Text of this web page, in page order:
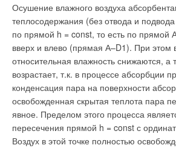
Осушение влажного воздуха
теплосодержания (без отвода и
по прямой h = const, то есть по прямой
вверх и влево (прямая А–D1). При этом
относительная влажность снижаются, а
возрастает, т.к. в процессе абсорбции
конденсация пара на поверхности
освобожденная скрытая теплота пара
явное. Пределом этого процесса
пересечения прямой h = const с
Воздух в этой точке полностью
Ваше имя *
Текст комментария